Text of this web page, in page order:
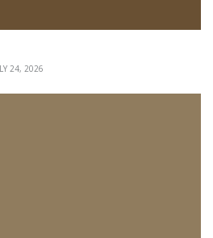
24, 2026